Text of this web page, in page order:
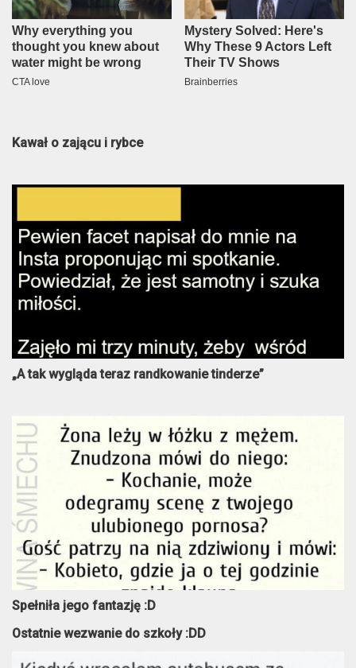
Kawał o zającu i rybce
„A tak wygląda teraz randkowanie tinderze”
Spełniła jego fantazję :D
Ostatnie wezwanie do szkoły :DD